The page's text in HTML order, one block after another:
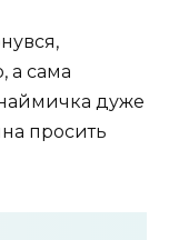
а сама
дуже
просить